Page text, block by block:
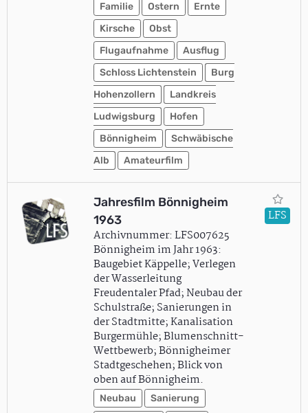
Familie Ostern
Ernte
Kirsche
Obst
Flugaufnahme
Ausflug
Schloss Lichtenstein
Burg
Hohenzollern
Landkreis
Ludwigsburg
Hofen
Bönnigheim
Schwäbische
Alb
Amateurfilm
Jahresfilm Bönnigheim
1963
Archivnummer: LFS007625
Bönnigheim im Jahr 1963:
Baugebiet Käppelle; Verlegen
der Wasserleitung
Freudentaler Pfad; Neubau der
Schulstraße; Sanierungen in
der Stadtmitte; Kanalisation
Burgermühle; Blumenschnitt-
Wettbewerb; Bönnigheimer
Stadtgeschehen; Blick von
oben auf Bönnigheim.
Neubau
Sanierung
LFS